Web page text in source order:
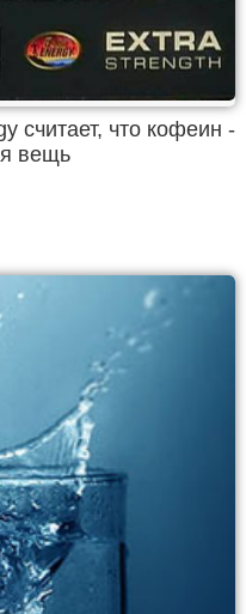
считает, что кофеин -
вещь